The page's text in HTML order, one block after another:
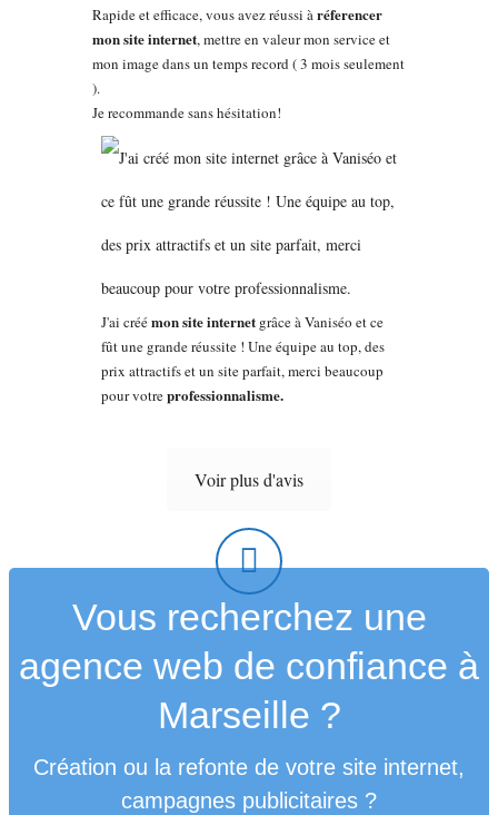
Rapide et efficace, vous avez réussi àréferencer
mon site internet, mettre en valeur mon service et
mon image dans un temps record ( 3 mois seulement
).
Je recommande sans hésitation!
J'ai créémon site internet grâce à Vaniséo et ce
fût une grande réussite ! Une équipe au top, des
prix attractifs et un site parfait, merci beaucoup
pour votreprofessionnalisme.
Voir plus d'avis
Vous recherchez une
agence web de confiance à
Marseille ?
Création ou la refonte de votre site internet,
campagnes publicitaires ?